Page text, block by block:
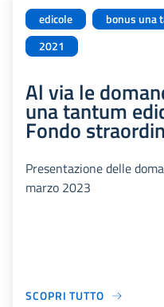
edicole
bonus una
2021
Al via le
una tantum
Fondo
Presentazione delle
marzo 2023
SCOPRI TUTTO